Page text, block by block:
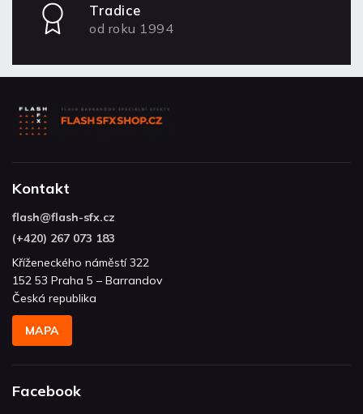
Tradice
od roku 1994
Kontakt
flash@flash-sfx.cz
(+420) 267 073 183
Kříženeckého náměstí 322
152 53 Praha 5 – Barrandov
Česká republika
MAPA
Facebook